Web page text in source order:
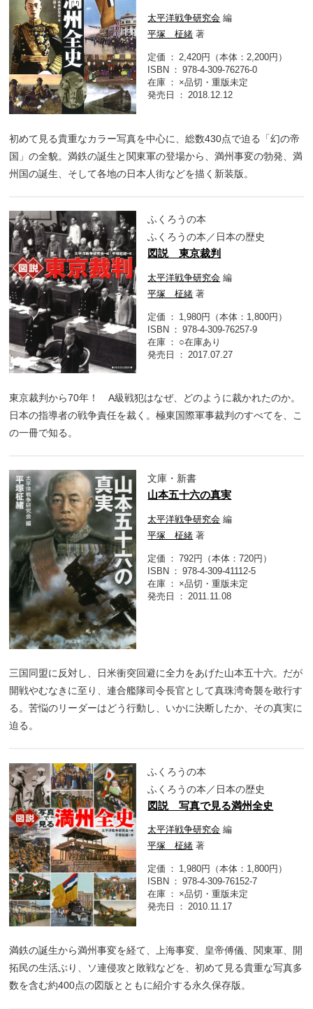
太平洋戦争研究会 編
平塚 柾緒 著
定価
2,420円（本体：2,200円）
ISBN
978-4-309-76276-0
在庫
×品切・重版未定
発売日
2018.12.12
初めて見る貴重なカラー写真を中心に、総数430点で迫る「幻の帝
国」の全貌。満鉄の誕生と関東軍の登場から、満州事変の勃発、満
州国の誕生、そして各地の日本人街などを描く新装版。
ふくろうの本
ふくろうの本／日本の歴史
図説 東京裁判
太平洋戦争研究会 編
平塚 柾緒 著
定価
1,980円（本体：1,800円）
ISBN
978-4-309-76257-9
在庫
○在庫あり
発売日
2017.07.27
東京裁判から70年！ A級戦犯はなぜ、どのように裁かれたのか。
日本の指導者の戦争責任を裁く。極東国際軍事裁判のすべてを、こ
の一冊で知る。
文庫・新書
山本五十六の真実
太平洋戦争研究会 編
平塚 柾緒 著
定価
792円（本体：720円）
ISBN
978-4-309-41112-5
在庫
×品切・重版未定
発売日
2011.11.08
三国同盟に反対し、日米衝突回避に全力をあげた山本五十六。だが
開戦やむなきに至り、連合艦隊司令長官として真珠湾奇襲を敢行す
る。苦悩のリーダーはどう行動し、いかに決断したか、その真実に
迫る。
ふくろうの本
ふくろうの本／日本の歴史
図説 写真で見る満州全史
太平洋戦争研究会 編
平塚 柾緒 著
定価
1,980円（本体：1,800円）
ISBN
978-4-309-76152-7
在庫
×品切・重版未定
発売日
2010.11.17
満鉄の誕生から満州事変を経て、上海事変、皇帝傅儀、関東軍、開
拓民の生活ぶり、ソ連侵攻と敗戦などを、初めて見る貴重な写真多
数を含む約400点の図版とともに紹介する永久保存版。